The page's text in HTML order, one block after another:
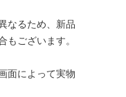
なるため、新品
もございます。
面によって実物